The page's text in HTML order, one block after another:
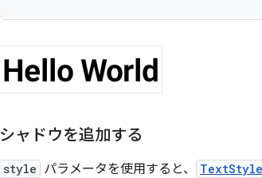
シャドウを追加する
style パラメータを使用すると、 TextStyle